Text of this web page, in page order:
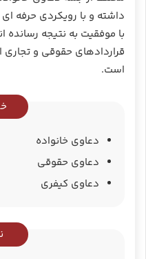
داشته و با رویکردی حرفه
با موفقیت به نتیجه رسانده
قراردادهای حقوقی و
است.
دعاوی خانواده
دعاوی حقوقی
دعاوی کیفری